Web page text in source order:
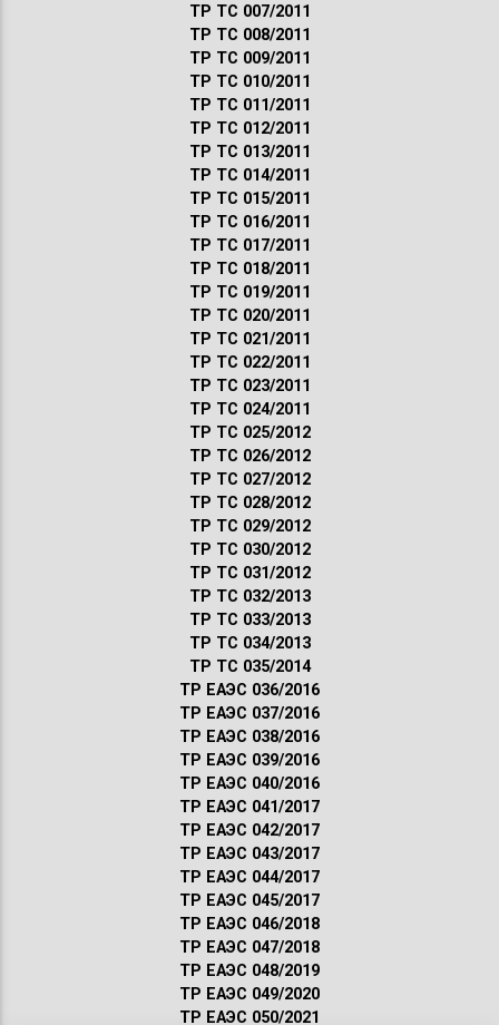
ТР ТС 007/2011
ТР ТС 008/2011
ТР ТС 009/2011
ТР ТС 010/2011
ТР ТС 011/2011
ТР ТС 012/2011
ТР ТС 013/2011
ТР ТС 014/2011
ТР ТС 015/2011
ТР ТС 016/2011
ТР ТС 017/2011
ТР ТС 018/2011
ТР ТС 019/2011
ТР ТС 020/2011
ТР ТС 021/2011
ТР ТС 022/2011
ТР ТС 023/2011
ТР ТС 024/2011
ТР ТС 025/2012
ТР ТС 026/2012
ТР ТС 027/2012
ТР ТС 028/2012
ТР ТС 029/2012
ТР ТС 030/2012
ТР ТС 031/2012
ТР ТС 032/2013
ТР ТС 033/2013
ТР ТС 034/2013
ТР ТС 035/2014
ТР ЕАЭС 036/2016
ТР ЕАЭС 037/2016
ТР ЕАЭС 038/2016
ТР ЕАЭС 039/2016
ТР ЕАЭС 040/2016
ТР ЕАЭС 041/2017
ТР ЕАЭС 042/2017
ТР ЕАЭС 043/2017
ТР ЕАЭС 044/2017
ТР ЕАЭС 045/2017
ТР ЕАЭС 046/2018
ТР ЕАЭС 047/2018
ТР ЕАЭС 048/2019
ТР ЕАЭС 049/2020
ТР ЕАЭС 050/2021